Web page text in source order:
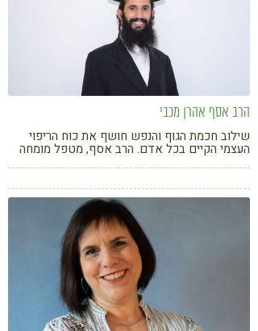
הרב אסף אהרן מכבי
שילוב חכמת הגוף והנפש חושף את כוח הריפוי
העצמי הקיים בכל אדם. הרב אסף, מטפל מומחה
CBT יהודי.